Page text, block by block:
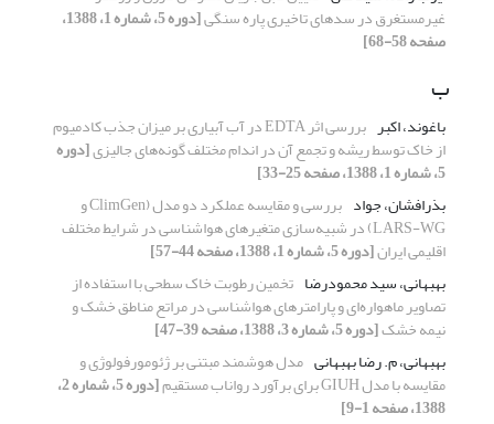
غیرمستغرق در سدهای تاخیری پاره سنگی [دوره 5، شماره 1، 1388،
صفحه 58-68]
ب
باغوند، اکبر بررسی اثر EDTA در آب آبیاری بر میزان جذب کادمیوم
از خاک توسط ریشه و تجمع آن در اندام مختلف گونه‌های جالیزی[دوره
5، شماره 1، 1388، صفحه 25-33]
بذرافشان، جواد
بررسی و مقایسه عملکرد دو مدل (ClimGen و
LARS-WG) در شبیه‌سازی متغیرهای هواشناسی در شرایط مختلف
اقلیمی ایران[دوره 5، شماره 1، 1388، صفحه 44-57]
بهبهانی، سید محمودرضا تخمین رطوبت خاک سطحی با استفاده از
تصاویر ماهواره‌ای و پارامترهای هواشناسی در مراتع مناطق خشک و
نیمه خشک[دوره 5، شماره 3، 1388، صفحه 39-47]
بهبهانی، م. رضا بهبهانی مدل هوشمند مبتنی بر ژئومورفولوژی و
مقایسه با مدل GIUH برای برآورد رواناب مستقیم [دوره 5، شماره 2،
1388، صفحه 1-9]